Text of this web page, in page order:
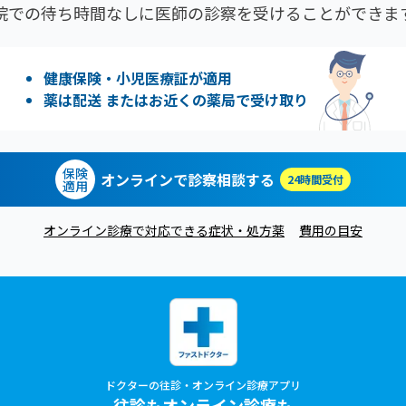
での待ち時間なしに医師の診察を受けることができま
健康保険・小児医療証が適用
薬は配送 またはお近くの薬局で受け取り
保険
適用 オンラインで診察相談する 24時間受付
オンライン診療で対応できる症状・処方薬 費用の目安
ドクターの往診・オンライン診療アプリ